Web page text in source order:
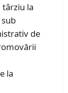
la
de
la